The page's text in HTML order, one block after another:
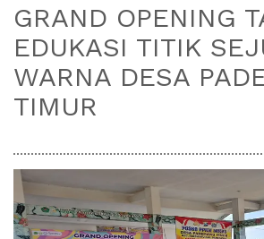
GRAND OPENING
EDUKASI TITIK
WARNA DESA
TIMUR